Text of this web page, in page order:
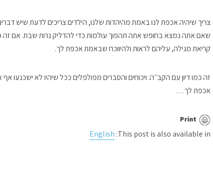
צריך שיהיה אכפת לנו באמת מהיהדות שלנו, הילדים צריכים לדעת שיש
שאם אתה נמצא בחופש אתה תהפוך עולמות כדי להדליק נרות שבת. אם זה
קריאת מגילה, עליהם לראות ולהיווכח שבאמת אכפת לך.
זה כמו דיון עם הקב״ה: ויכוחים והסברים מפולפלים ככל שיהיו לא
אכפת לך…
Print
This post is also available in:
English